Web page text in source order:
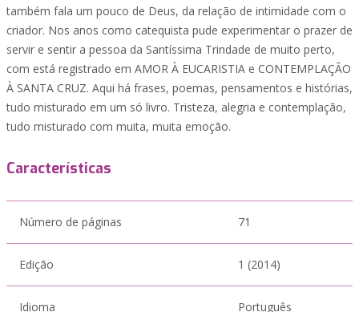
também fala um pouco de Deus, da relação de intimidade com o
criador. Nos anos como catequista pude experimentar o prazer de
servir e sentir a pessoa da Santíssima Trindade de muito perto,
com está registrado em AMOR À EUCARISTIA e CONTEMPLAÇÃO
À SANTA CRUZ. Aqui há frases, poemas, pensamentos e histórias,
tudo misturado em um só livro. Tristeza, alegria e contemplação,
tudo misturado com muita, muita emoção.
Características
Número de páginas 71
Edição 1 (2014)
Idioma Português